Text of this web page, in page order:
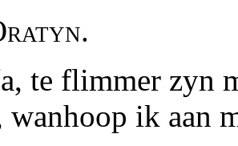
te flimmer zyn
wanhoop ik aan